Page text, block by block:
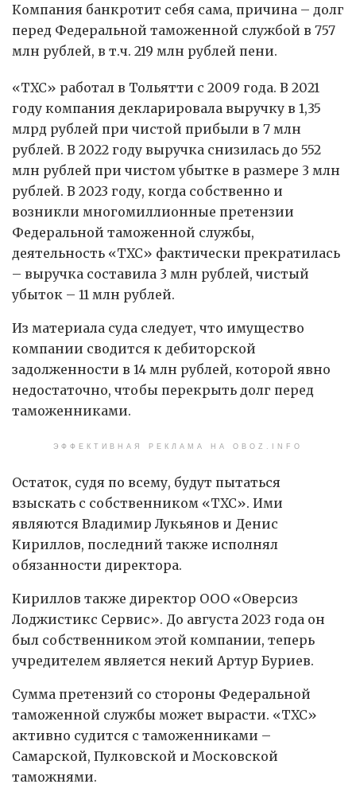
Компания банкротит себя сама, причина – долг
перед Федеральной таможенной службой в 757
млн рублей, в т.ч. 219 млн рублей пени.
«ТХС» работал в Тольятти с 2009 года. В 2021
году компания декларировала выручку в 1,35
млрд рублей при чистой прибыли в 7 млн
рублей. В 2022 году выручка снизилась до 552
млн рублей при чистом убытке в размере 3 млн
рублей. В 2023 году, когда собственно и
возникли многомиллионные претензии
Федеральной таможенной службы,
деятельность «ТХС» фактически прекратилась
– выручка составила 3 млн рублей, чистый
убыток – 11 млн рублей.
Из материала суда следует, что имущество
компании сводится к дебиторской
задолженности в 14 млн рублей, которой явно
недостаточно, чтобы перекрыть долг перед
таможенниками.
ЭФФЕКТИВНАЯ РЕКЛАМА НА OBOZ.INFO
Остаток, судя по всему, будут пытаться
взыскать с собственником «ТХС». Ими
являются Владимир Лукьянов и Денис
Кириллов, последний также исполнял
обязанности директора.
Кириллов также директор ООО «Оверсиз
Лоджистикс Сервис». До августа 2023 года он
был собственником этой компании, теперь
учредителем является некий Артур Буриев.
Сумма претензий со стороны Федеральной
таможенной службы может вырасти. «ТХС»
активно судится с таможенниками –
Самарской, Пулковской и Московской
таможнями.